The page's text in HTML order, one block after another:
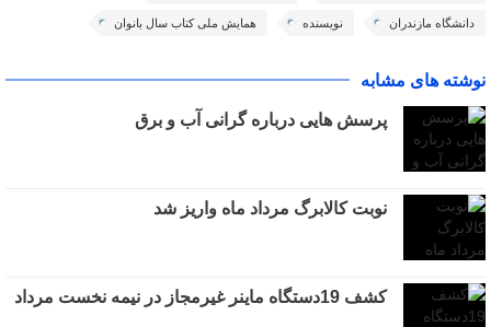
دانشگاه مازندران نویسنده همایش ملی کتاب سال بانوان
نوشته های مشابه
پرسش هایی درباره گرانی آب و برق
نوبت کالابرگ مرداد ماه واریز شد
کشف 19دستگاه ماینر غیرمجاز در نیمه نخست مرداد